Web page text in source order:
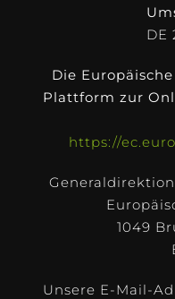
DE
Die
Plattform zur
https://
1049
Unsere E-Mail-